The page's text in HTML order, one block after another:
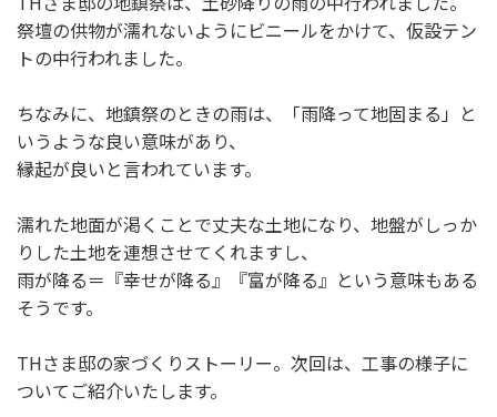
祭壇の供物が濡れないようにビニールをかけて、仮設テン
トの中行われました。
ちなみに、地鎮祭のときの雨は、「雨降って地固まる」と
いうような良い意味があり、
縁起が良いと言われています。
濡れた地面が渇くことで丈夫な土地になり、地盤がしっか
りした土地を連想させてくれますし、
雨が降る＝『幸せが降る』『富が降る』という意味もある
そうです。
THさま邸の家づくりストーリー。次回は、工事の様子に
ついてご紹介いたします。